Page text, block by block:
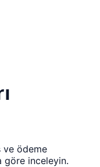
ve ödeme
göre inceleyin.